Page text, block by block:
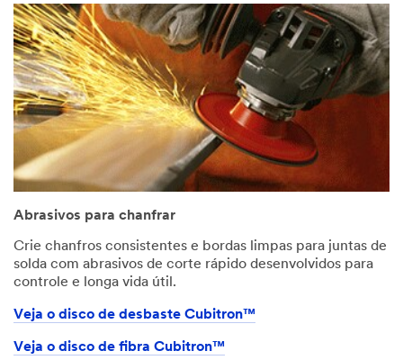
Abrasivos para chanfrar
Crie chanfros consistentes e bordas limpas para juntas de
solda com abrasivos de corte rápido desenvolvidos para
controle e longa vida útil.
Veja o disco de desbaste Cubitron™
Veja o disco de fibra Cubitron™